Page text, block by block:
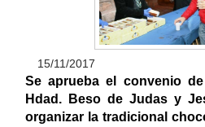
15/11/2017
Se aprueba el convenio
Hdad. Beso de Judas y
organizar la tradicional